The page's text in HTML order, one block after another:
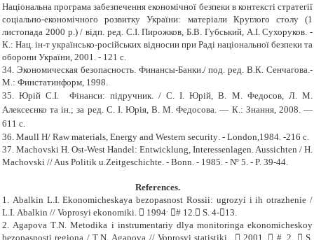
Націо­нальна програма забезпечення економічної безпеки в контексті стратегії
соціально-еко­номічного розвитку України: матеріали Круглого столу (1
листопада 2000 р.) / відп. ред. С.І. Пирожков, Б.В. Губський, А.І. Сухоруков. -
К.: Нац. ін-т українсько-російських відносин при Раді національної безпеки та
оборони України, 2001. - 121 с.
34. Экономическая безопасность. Финансы-Банки./ под. ред. В.К. Сенчагова.-
М.: Финстатинформ, 1998.
35. Юрій С.І. Фінанси: підручник. / С. І. Юрій, В. М. Федосов, Л. М.
Алексеєнко та ін.; за ред. С. І. Юрія, В. М. Федосова. — К.: Знання, 2008. —
611 с.
36. Maull H/ Raw materials, Energy and Western security. - London,1984. -216 c.
37. Machovski H. Ost-West Handel: Entwicklung, Interessenlagen. Aussichten / H.
Machovski // Aus Politik u.Zeitgeschichte. - Bonn. - 1985. - N° 5. - P. 39-44.
References.
1. Abalkin L.I.Ekonomicheskaya bezopasnost Rossii: ugrozyi i ih otrazhenie /
L.I. Abalkin // Voprosyi ekonomiki.  1994 # 12. S. 4-13.
2.Agapova T.N.Metodika i instrumentariy dlya monitoringa ekonomicheskoy
bezopasnosti regiona /T.N.Agapova //Voprosyi statistiki..  2001.  # 2.  S.